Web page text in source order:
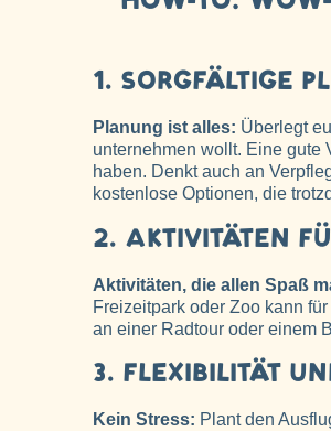
1. SORGFÄLTIGE
Planung ist alles: Überlegt
unternehmen wollt. Eine gute
haben. Denkt auch an
kostenlose Optionen, die
2. AKTIVITÄTEN
Aktivitäten, die allen Spaß
Freizeitpark oder Zoo kann
an einer Radtour oder einem
3. FLEXIBILITÄT
Kein Stress: Plant den